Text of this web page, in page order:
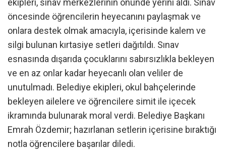
ekipleri, sınav merkezlerinin önünde yerini aldı. Sınav
öncesinde öğrencilerin heyecanını paylaşmak ve
onlara destek olmak amacıyla, içerisinde kalem ve
silgi bulunan kırtasiye setleri dağıtıldı. Sınav
esnasında dışarıda çocuklarını sabırsızlıkla bekleyen
ve en az onlar kadar heyecanlı olan veliler de
unutulmadı. Belediye ekipleri, okul bahçelerinde
bekleyen ailelere ve öğrencilere simit ile içecek
ikramında bulunarak moral verdi. Belediye Başkanı
Emrah Özdemir; hazırlanan setlerin içerisine bıraktığı
notla öğrencilere başarılar diledi.